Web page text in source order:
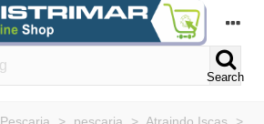
Search